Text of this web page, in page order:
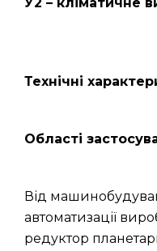
Технічні
Області
Від
автоматизації
редуктор